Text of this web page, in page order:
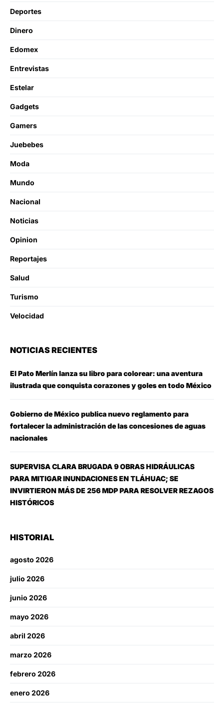
Deportes
Dinero
Edomex
Entrevistas
Estelar
Gadgets
Gamers
Juebebes
Moda
Mundo
Nacional
Noticias
Opinion
Reportajes
Salud
Turismo
Velocidad
NOTICIAS RECIENTES
El Pato Merlín lanza su libro para colorear: una aventura
ilustrada que conquista corazones y goles en todo México
Gobierno de México publica nuevo reglamento para
fortalecer la administración de las concesiones de aguas
nacionales
SUPERVISA CLARA BRUGADA 9 OBRAS HIDRÁULICAS
PARA MITIGAR INUNDACIONES EN TLÁHUAC; SE
INVIRTIERON MÁS DE 256 MDP PARA RESOLVER REZAGOS
HISTÓRICOS
HISTORIAL
agosto 2026
julio 2026
junio 2026
mayo 2026
abril 2026
marzo 2026
febrero 2026
enero 2026